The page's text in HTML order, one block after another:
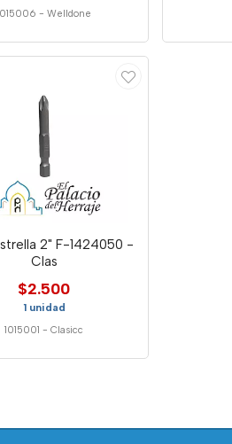
-Welldone
2" F-1424050 -
Clas
$2.500
1 unidad
1015001 -Clasicc